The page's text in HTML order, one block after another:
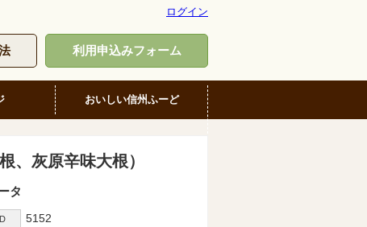
ログイン
利用申込みフォーム
おいしい信州ふーど
、灰原辛味大根）
タ
5152